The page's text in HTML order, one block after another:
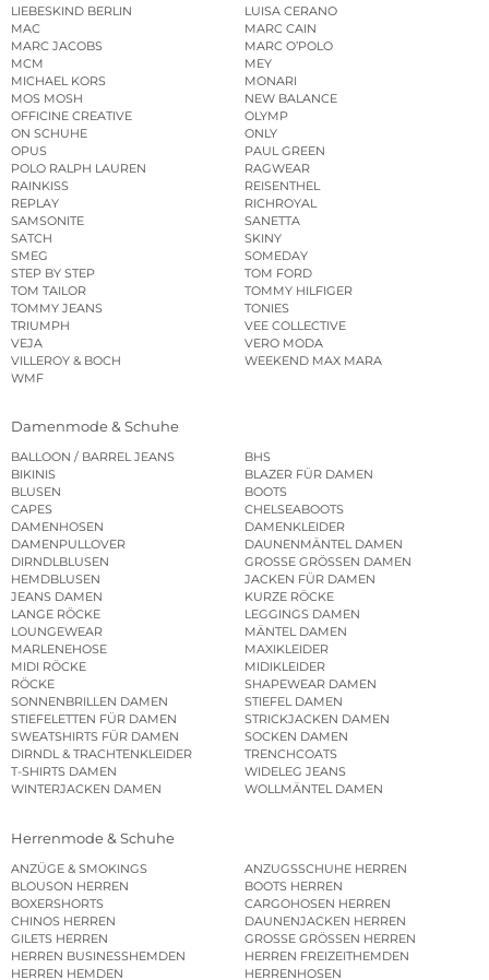
LIEBESKIND BERLIN
LUISA CERANO
MAC
MARC CAIN
MARC JACOBS
MARC O’POLO
MCM
MEY
MICHAEL KORS
MONARI
MOS MOSH
NEW BALANCE
OFFICINE CREATIVE
OLYMP
ON SCHUHE
ONLY
OPUS
PAUL GREEN
POLO RALPH LAUREN
RAGWEAR
RAINKISS
REISENTHEL
REPLAY
RICHROYAL
SAMSONITE
SANETTA
SATCH
SKINY
SMEG
SOMEDAY
STEP BY STEP
TOM FORD
TOM TAILOR
TOMMY HILFIGER
TOMMY JEANS
TONIES
TRIUMPH
VEE COLLECTIVE
VEJA
VERO MODA
VILLEROY & BOCH
WEEKEND MAX MARA
WMF
Damenmode & Schuhe
BALLOON / BARREL JEANS
BHS
BIKINIS
BLAZER FÜR DAMEN
BLUSEN
BOOTS
CAPES
CHELSEABOOTS
DAMENHOSEN
DAMENKLEIDER
DAMENPULLOVER
DAUNENMÄNTEL DAMEN
DIRNDLBLUSEN
GROSSE GRÖSSEN DAMEN
HEMDBLUSEN
JACKEN FÜR DAMEN
JEANS DAMEN
KURZE RÖCKE
LANGE RÖCKE
LEGGINGS DAMEN
LOUNGEWEAR
MÄNTEL DAMEN
MARLENEHOSE
MAXIKLEIDER
MIDI RÖCKE
MIDIKLEIDER
RÖCKE
SHAPEWEAR DAMEN
SONNENBRILLEN DAMEN
STIEFEL DAMEN
STIEFELETTEN FÜR DAMEN
STRICKJACKEN DAMEN
SWEATSHIRTS FÜR DAMEN
SOCKEN DAMEN
DIRNDL & TRACHTENKLEIDER
TRENCHCOATS
T-SHIRTS DAMEN
WIDELEG JEANS
WINTERJACKEN DAMEN
WOLLMÄNTEL DAMEN
Herrenmode & Schuhe
ANZÜGE & SMOKINGS
ANZUGSSCHUHE HERREN
BLOUSON HERREN
BOOTS HERREN
BOXERSHORTS
CARGOHOSEN HERREN
CHINOS HERREN
DAUNENJACKEN HERREN
GILETS HERREN
GROSSE GRÖSSEN HERREN
HERREN BUSINESSHEMDEN
HERREN FREIZEITHEMDEN
HERREN HEMDEN
HERRENHOSEN